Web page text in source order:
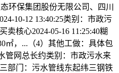
环保集团股份无限公司、四川
10-12 13:40:25类别：市政污
核心2024-05-16 11:25:40糊
㎡，...（4）其他工做：具体包
管网总长约类别：市政污水来
部门：污水管线东起纬三钢铁